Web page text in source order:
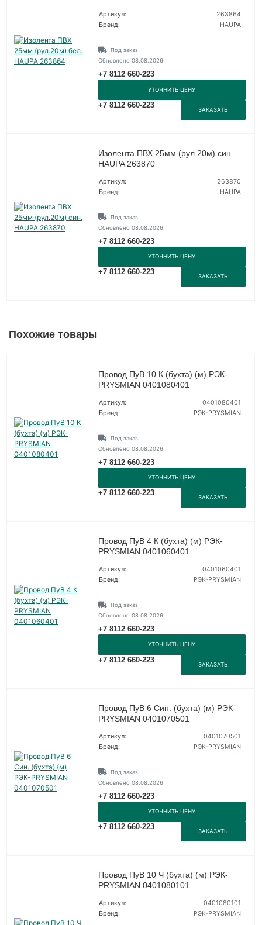
Артикул:
263864
Бренд:
HAUPA
Под заказ
Обновлено 08.08.2026
+7 8112 660-223
УТОЧНИТЬ ЦЕНУ
+7 8112 660-223
ЗАКАЗАТЬ
Изолента ПВХ 25мм (рул.20м) син.
HAUPA 263870
Артикул:
263870
Бренд:
HAUPA
Под заказ
Обновлено 08.08.2026
+7 8112 660-223
УТОЧНИТЬ ЦЕНУ
+7 8112 660-223
ЗАКАЗАТЬ
Похожие товары
Провод ПуВ 10 К (бухта) (м) РЭК-
PRYSMIAN 0401080401
Артикул:
0401080401
Бренд:
РЭК-PRYSMIAN
Под заказ
Обновлено 08.08.2026
+7 8112 660-223
УТОЧНИТЬ ЦЕНУ
+7 8112 660-223
ЗАКАЗАТЬ
Провод ПуВ 4 К (бухта) (м) РЭК-
PRYSMIAN 0401060401
Артикул:
0401060401
Бренд:
РЭК-PRYSMIAN
Под заказ
Обновлено 08.08.2026
+7 8112 660-223
УТОЧНИТЬ ЦЕНУ
+7 8112 660-223
ЗАКАЗАТЬ
Провод ПуВ 6 Син. (бухта) (м) РЭК-
PRYSMIAN 0401070501
Артикул:
0401070501
Бренд:
РЭК-PRYSMIAN
Под заказ
Обновлено 08.08.2026
+7 8112 660-223
УТОЧНИТЬ ЦЕНУ
+7 8112 660-223
ЗАКАЗАТЬ
Провод ПуВ 10 Ч (бухта) (м) РЭК-
PRYSMIAN 0401080101
Артикул:
0401080101
Бренд:
РЭК-PRYSMIAN